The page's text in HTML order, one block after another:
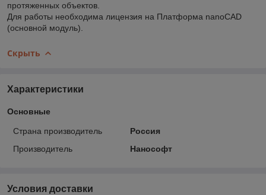
протяженных объектов.
Для работы необходима лицензия на Платформа nanoCAD
(основной модуль).
Скрыть
Характеристики
Основные
Страна производитель
Россия
Производитель
Нанософт
Условия доставки